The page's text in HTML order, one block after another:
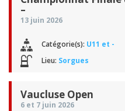
–
13 juin 2026
Catégorie(s): U11 et -
Lieu: Sorgues
Vaucluse Open
6 et 7 juin 2026